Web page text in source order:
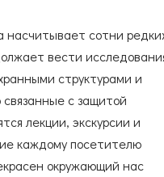
насчитывает сотни
вести
структурами и
с защитой
лекции, экскурсии и
каждому посетителю
окружающий нас